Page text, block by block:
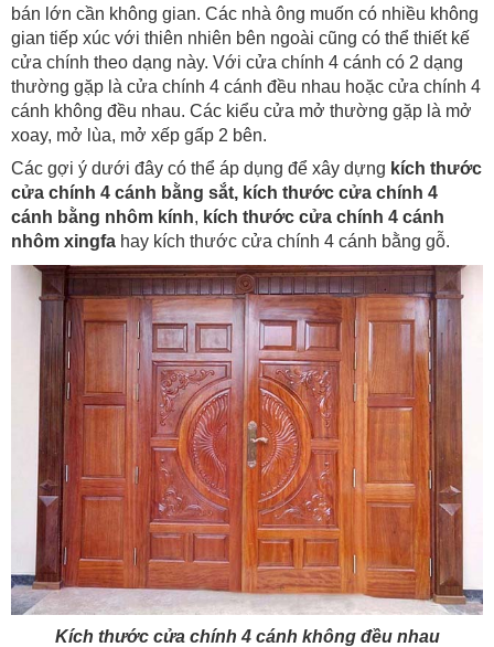
bán lớn cần không gian. Các nhà ông muốn có nhiều không
gian tiếp xúc với thiên nhiên bên ngoài cũng có thể thiết kế
cửa chính theo dạng này. Với cửa chính 4 cánh có 2 dạng
thường gặp là cửa chính 4 cánh đều nhau hoặc cửa chính 4
cánh không đều nhau. Các kiểu cửa mở thường gặp là mở
xoay, mở lùa, mở xếp gấp 2 bên.
Các gợi ý dưới đây có thể áp dụng để xây dựng kích thước
cửa chính 4 cánh bằng sắt, kích thước cửa chính 4
cánh bằng nhôm kính, kích thước cửa chính 4 cánh
nhôm xingfa hay kích thước cửa chính 4 cánh bằng gỗ.
Kích thước cửa chính 4 cánh không đều nhau